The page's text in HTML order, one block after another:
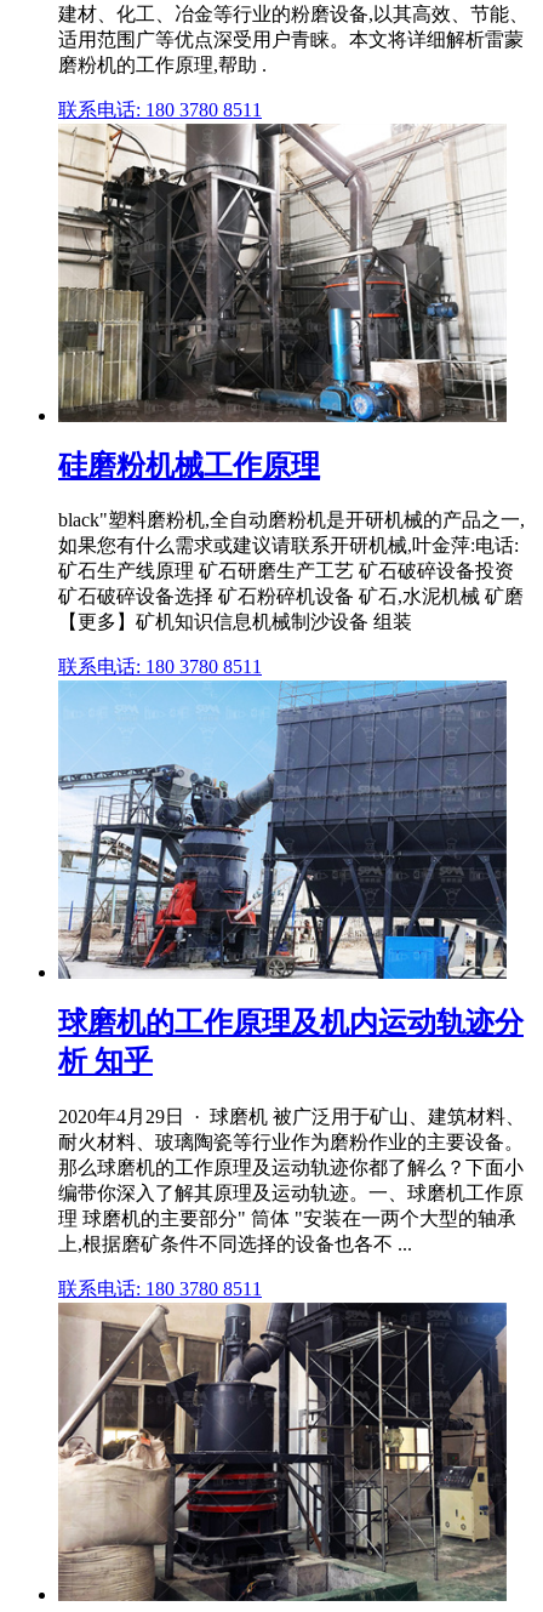
建材、化工、冶金等行业的粉磨设备,以其高效、节能、
适用范围广等优点深受用户青睐。本文将详细解析雷蒙
磨粉机的工作原理,帮助 .
联系电话: 180 3780 8511
硅磨粉机械工作原理
black"塑料磨粉机,全自动磨粉机是开研机械的产品之一,
如果您有什么需求或建议请联系开研机械,叶金萍:电话:
矿石生产线原理 矿石研磨生产工艺 矿石破碎设备投资
矿石破碎设备选择 矿石粉碎机设备 矿石,水泥机械 矿磨
【更多】矿机知识信息机械制沙设备 组装
联系电话: 180 3780 8511
球磨机的工作原理及机内运动轨迹分
析 知乎
2020年4月29日 · 球磨机 被广泛用于矿山、建筑材料、
耐火材料、玻璃陶瓷等行业作为磨粉作业的主要设备。
那么球磨机的工作原理及运动轨迹你都了解么？下面小
编带你深入了解其原理及运动轨迹。一、球磨机工作原
理 球磨机的主要部分" 筒体 "安装在一两个大型的轴承
上,根据磨矿条件不同选择的设备也各不 ...
联系电话: 180 3780 8511